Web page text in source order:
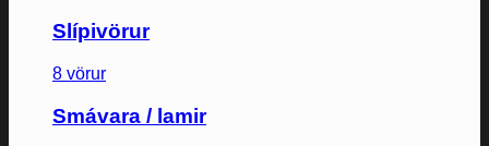
Slípivörur
8 vörur
Smávara / lamir